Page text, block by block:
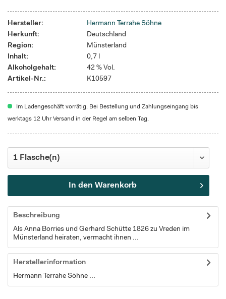
Hersteller:
Hermann Terrahe Söhne
Herkunft:
Deutschland
Region:
Münsterland
Inhalt:
0,7 l
Alkoholgehalt:
42 % Vol.
Artikel-Nr.:
K10597
Im Ladengeschäft vorrätig. Bei Bestellung und Zahlungseingang bis
werktags 12 Uhr Versand in der Regel am selben Tag.
In den Warenkorb
Beschreibung
Als Anna Borries und Gerhard Schütte 1826 zu Vreden im
Münsterland heiraten, vermacht ihnen ...
Herstellerinformation
Hermann Terrahe Söhne ...